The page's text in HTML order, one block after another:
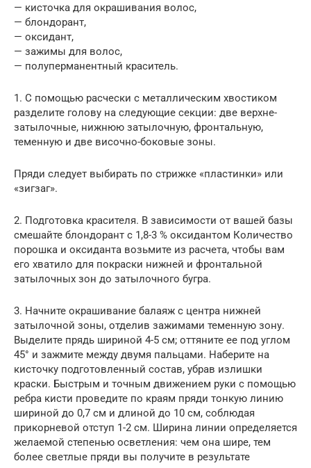
— кисточка для окрашивания волос,
— блондорант,
— оксидант,
— зажимы для волос,
— полуперманентный краситель.
1. С помощью расчески с металлическим хвостиком
разделите голову на следующие секции: две верхне-
затылочные, нижнюю затылочную, фронтальную,
теменную и две височно-боковые зоны.
Пряди следует выбирать по стрижке «пластинки» или
«зигзаг».
2. Подготовка красителя. В зависимости от вашей базы
смешайте блондорант с 1,8-3 % оксидантом Количество
порошка и оксиданта возьмите из расчета, чтобы вам
его хватило для покраски нижней и фронтальной
затылочных зон до затылочного бугра.
3. Начните окрашивание балаяж с центра нижней
затылочной зоны, отделив зажимами теменную зону.
Выделите прядь шириной 4-5 см; оттяните ее под углом
45° и зажмите между двумя пальцами. Наберите на
кисточку подготовленный состав, убрав излишки
краски. Быстрым и точным движением руки с помощью
ребра кисти проведите по краям пряди тонкую линию
шириной до 0,7 см и длиной до 10 см, соблюдая
прикорневой отступ 1-2 см. Ширина линии определяется
желаемой степенью осветления: чем она шире, тем
более светлые пряди вы получите в результате